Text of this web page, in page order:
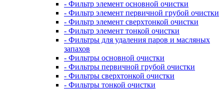
- Фильтр элемент основной очистки
- Фильтр элемент первичной грубой очистки
- Фильтр элемент сверхтонкой очистки
- Фильтр элемент тонкой очистки
- Фильтры для удаления паров и масляных
запахов
- Фильтры основной очистки
- Фильтры первичной грубой очистки
- Фильтры сверхтонкой очистки
- Фильтры тонкой очистки